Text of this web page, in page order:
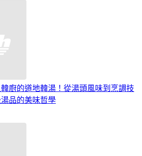
廚的道地韓湯！從湯頭風味到烹調技
品的美味哲學